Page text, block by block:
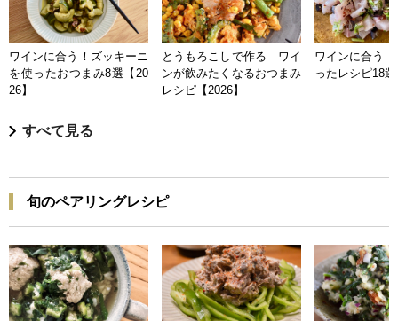
ワインに合う！ズッキーニ
を使ったおつまみ8選【20
26】
とうもろこしで作る ワイ
ンが飲みたくなるおつまみ
レシピ【2026】
ワインに合う
ったレシピ18
すべて見る
旬のペアリングレシピ